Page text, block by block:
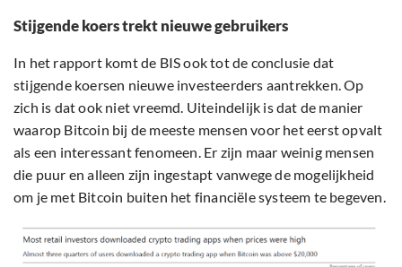
Stijgende koers trekt nieuwe gebruikers
In het rapport komt de BIS ook tot de conclusie dat
stijgende koersen nieuwe investeerders aantrekken. Op
zich is dat ook niet vreemd. Uiteindelijk is dat de manier
waarop Bitcoin bij de meeste mensen voor het eerst opvalt
als een interessant fenomeen. Er zijn maar weinig mensen
die puur en alleen zijn ingestapt vanwege de mogelijkheid
om je met Bitcoin buiten het financiële systeem te begeven.